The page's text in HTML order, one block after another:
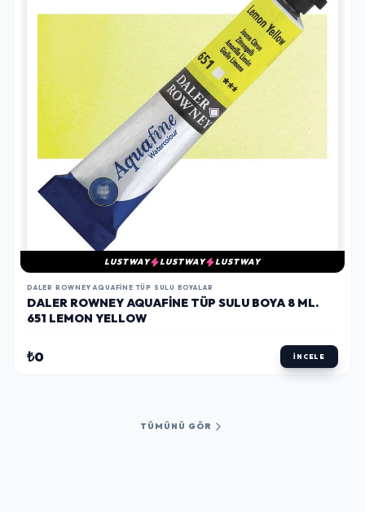
LUSTWAY LUSTWAY LUSTWAY
DALER ROWNEY AQUAFINE TÜP SULU BOYALAR
DALER ROWNEY AQUAFINE TÜP SULU BOYA 8 ML.
651 LEMON YELLOW
₺0 İNCELE
TÜMÜNÜ GÖR